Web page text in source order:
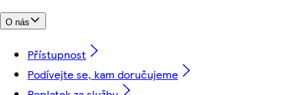
O nás
Přístupnost
Podívejte se, kam doručujeme